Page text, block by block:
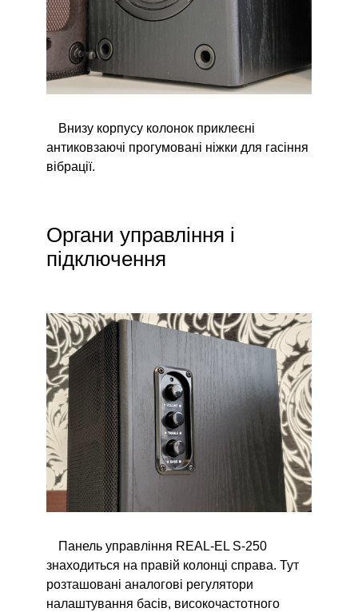
Внизу корпусу колонок приклеєні
антиковзаючі прогумовані ніжки для гасіння
вібрації.
Органи управління і
підключення
Панель управління REAL-EL S-250
знаходиться на правій колонці справа. Тут
розташовані аналогові регулятори
налаштування басів, високочастотного